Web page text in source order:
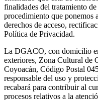
finalidades del tratamiento
procedimiento que ponemos
derechos de acceso,
Política de Privacidad.
La DGACO, con domicilio
exteriores, Zona Cultural de
Coyoacán, Código Postal
responsable del uso y
recabará para contribuir al
procesos relativos a la